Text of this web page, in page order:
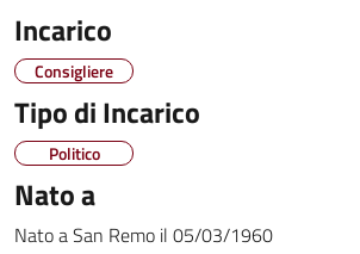
Incarico
Consigliere
Tipo di Incarico
Politico
Nato a
Nato aSan Remo il 05/03/1960